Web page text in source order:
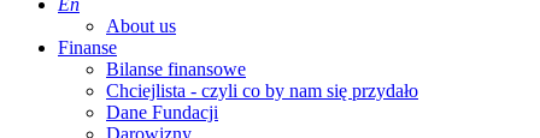
About us
Finanse
Bilanse finansowe
Chciejlista - czyli co by nam się przydało
Dane Fundacji
Darowizny